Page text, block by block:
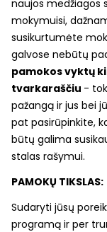
naujos medžiagos
mokymuisi,
susikurtumėte
galvose nebūtų
pamokos vyktų
tvarkaraščiu -
pažangą ir jus bei
pat pasirūpinkite,
būtų galima
stalas rašymui.
PAMOKŲ TIKSLAS:
Sudaryti jūsų
programą ir per